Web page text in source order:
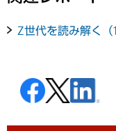
Z世代を読み解く